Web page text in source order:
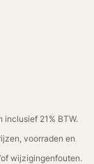
inclusief 21% BTW.
voorraden en
wijzigingenfouten.